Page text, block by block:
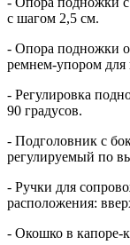
с шагом 2,5 см.
- Опора подножки
ремнем-упором для
- Регулировка
90 градусов.
- Подголовник с
регулируемый по
- Ручки для
расположения:
- Окошко в капоре-